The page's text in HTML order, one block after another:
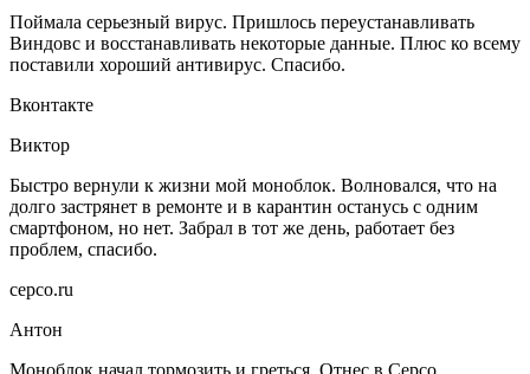
Поймала серьезный вирус. Пришлось переустанавливать
Виндовс и восстанавливать некоторые данные. Плюс ко всему
поставили хороший антивирус. Спасибо.
Вконтакте
Виктор
Быстро вернули к жизни мой моноблок. Волновался, что на
долго застрянет в ремонте и в карантин останусь с одним
смартфоном, но нет. Забрал в тот же день, работает без
проблем, спасибо.
серсо.ru
Антон